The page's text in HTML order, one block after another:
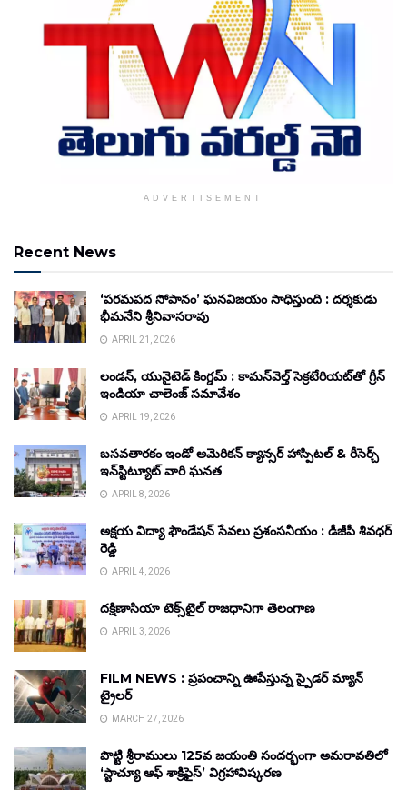
ADVERTISEMENT
Recent News
‘పరమపద సోపానం’ ఘనవిజయం సాధిస్తుంది : దర్శకుడు
భీమనేని శ్రీనివాసరావు
APRIL 21, 2026
లండన్, యునైటెడ్ కింగ్డమ్ : కామన్‌వెల్త్ సెక్రటేరియట్‌తో గ్రీన్
ఇండియా చాలెంజ్ సమావేశం
APRIL 19, 2026
బసవతారకం ఇండో అమెరికన్ క్యాన్సర్ హాస్పిటల్ & రీసెర్చ్
ఇన్‌స్టిట్యూట్ వారి ఘనత
APRIL 8, 2026
అక్షయ విద్యా ఫౌండేషన్ సేవలు ప్రశంసనీయం : డీజీపీ శివధర్
రెడ్డి
APRIL 4, 2026
దక్షిణాసియా టెక్స్‌టైల్ రాజధానిగా తెలంగాణ
APRIL 3, 2026
FILM NEWS : ప్రపంచాన్ని ఊపేస్తున్న స్పైడర్ మ్యాన్
ట్రైలర్
MARCH 27, 2026
పొట్టి శ్రీరాములు 125వ జయంతి సందర్భంగా అమరావతిలో
‘స్టాచ్యూ ఆఫ్ శాక్రిఫైస్’ విగ్రహావిష్కరణ